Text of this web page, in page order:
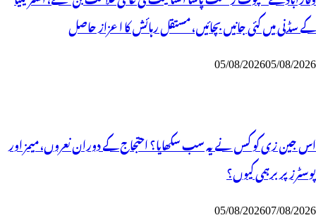
کے سڈنی میں کئی جانیں بچائیں، مستقل رہائش کا اعزاز حاصل
05/08/202605/08/2026
اس جین زی کو کس نے یہ سب سکھایا؟ احتجاج کے دوران نعروں، میمز اور
پوسٹرز پر برہمی کیوں؟
05/08/202607/08/2026